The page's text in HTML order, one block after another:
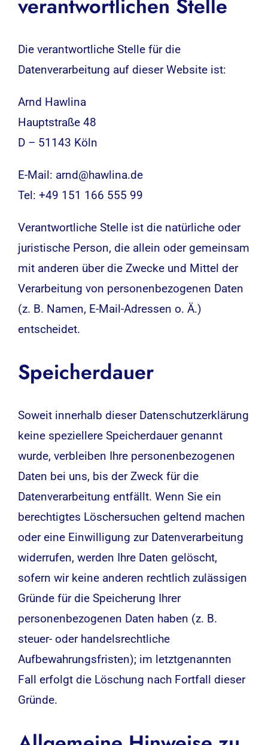
verantwortlichen Stelle
Die verantwortliche Stelle für die
Datenverarbeitung auf dieser Website ist:
Arnd Hawlina
Hauptstraße 48
D – 51143 Köln
E-Mail: arnd@hawlina.de
Tel: +49 151 166 555 99
Verantwortliche Stelle ist die natürliche oder
juristische Person, die allein oder gemeinsam
mit anderen über die Zwecke und Mittel der
Verarbeitung von personenbezogenen Daten
(z. B. Namen, E-Mail-Adressen o. Ä.)
entscheidet.
Speicherdauer
Soweit innerhalb dieser Datenschutzerklärung
keine speziellere Speicherdauer genannt
wurde, verbleiben Ihre personenbezogenen
Daten bei uns, bis der Zweck für die
Datenverarbeitung entfällt. Wenn Sie ein
berechtigtes Löschersuchen geltend machen
oder eine Einwilligung zur Datenverarbeitung
widerrufen, werden Ihre Daten gelöscht,
sofern wir keine anderen rechtlich zulässigen
Gründe für die Speicherung Ihrer
personenbezogenen Daten haben (z. B.
steuer- oder handelsrechtliche
Aufbewahrungsfristen); im letztgenannten
Fall erfolgt die Löschung nach Fortfall dieser
Gründe.